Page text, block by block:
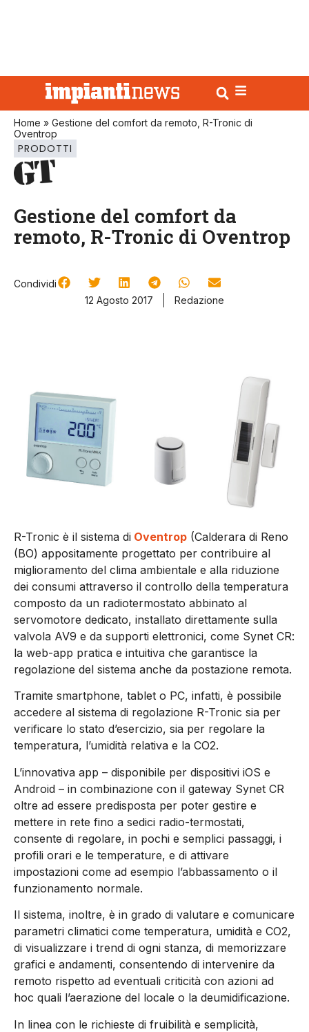
Home » Gestione del comfort da remoto, R-Tronic di
Oventrop
PRODOTTI
Gestione del comfort da
remoto, R-Tronic di Oventrop
Condividi
12 Agosto 2017
Redazione
R-Tronic è il sistema di Oventrop (Calderara di Reno
(BO) appositamente progettato per contribuire al
miglioramento del clima ambientale e alla riduzione
dei consumi attraverso il controllo della temperatura
composto da un radiotermostato abbinato al
servomotore dedicato, installato direttamente sulla
valvola AV9 e da supporti elettronici, come Synet CR:
la web-app pratica e intuitiva che garantisce la
regolazione del sistema anche da postazione remota.
Tramite smartphone, tablet o PC, infatti, è possibile
accedere al sistema di regolazione R-Tronic sia per
verificare lo stato d’esercizio, sia per regolare la
temperatura, l’umidità relativa e la CO2.
L’innovativa app – disponibile per dispositivi iOS e
Android – in combinazione con il gateway Synet CR
oltre ad essere predisposta per poter gestire e
mettere in rete fino a sedici radio-termostati,
consente di regolare, in pochi e semplici passaggi, i
profili orari e le temperature, e di attivare
impostazioni come ad esempio l’abbassamento o il
funzionamento normale.
Il sistema, inoltre, è in grado di valutare e comunicare
parametri climatici come temperatura, umidità e CO2,
di visualizzare i trend di ogni stanza, di memorizzare
grafici e andamenti, consentendo di intervenire da
remoto rispetto ad eventuali criticità con azioni ad
hoc quali l’aerazione del locale o la deumidificazione.
In linea con le richieste di fruibilità e semplicità,